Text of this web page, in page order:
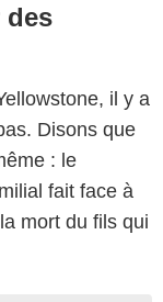
des
il y a
Disons que
: le
fait face à
mort du fils qui